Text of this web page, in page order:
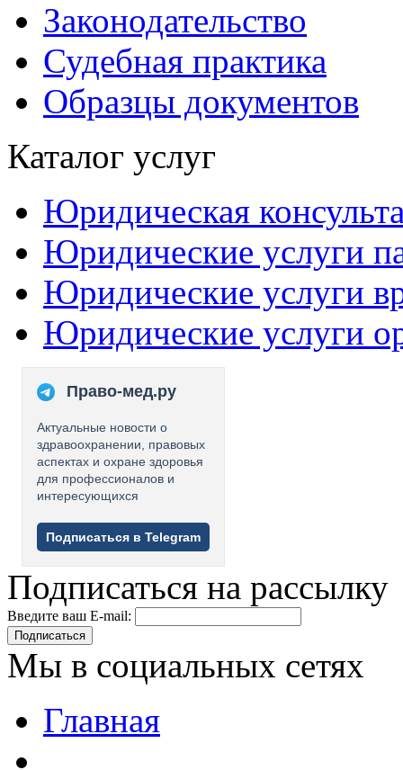
Законодательство
Судебная практика
Образцы документов
Каталог услуг
Юридическая
Юридические услуги
Юридические услуги
Юридические услуги
Право-мед.ру
Актуальные новости о
здравоохранении, правовых
аспектах и охране здоровья
для профессионалов и
интересующихся
Подписаться в Telegram
Подписаться на рассылку
Введите ваш E-mail:
Подписаться
Мы в социальных сетях
Главная